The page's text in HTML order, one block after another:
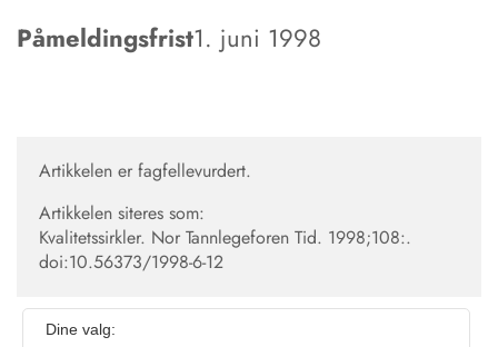
Påmeldingsfrist1. juni 1998
Artikkelen er fagfellevurdert.
Artikkelen siteres som:
Kvalitetssirkler. Nor Tannlegeforen Tid. 1998;108:.
doi:10.56373/1998-6-12
Dine valg: